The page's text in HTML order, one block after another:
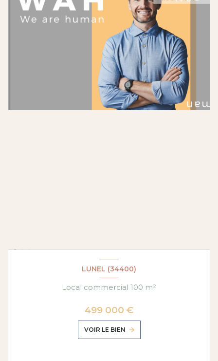
LUNEL (34400)
Local commercial 100 m²
499 000 €
VOIR LE BIEN